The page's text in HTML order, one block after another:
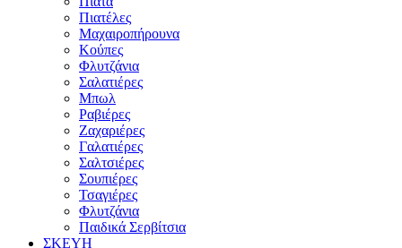
Πιατέλες
Μαχαιροπήρουνα
Κούπες
Φλυτζάνια
Σαλατιέρες
Μπωλ
Ραβιέρες
Ζαχαριέρες
Γαλατιέρες
Σαλτσιέρες
Σουπιέρες
Τσαγιέρες
Φλυτζάνια
Παιδικά Σερβίτσια
ΣΚΕΥΗ